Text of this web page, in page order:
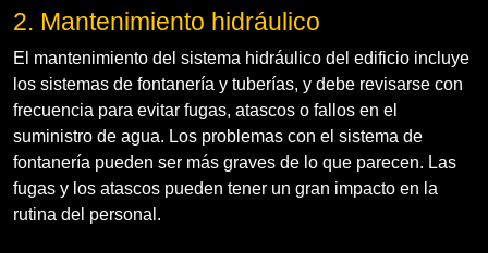
2. Mantenimiento hidráulico
El mantenimiento del sistema hidráulico del edificio incluye
los sistemas de fontanería y tuberías, y debe revisarse con
frecuencia para evitar fugas, atascos o fallos en el
suministro de agua. Los problemas con el sistema de
fontanería pueden ser más graves de lo que parecen. Las
fugas y los atascos pueden tener un gran impacto en la
rutina del personal.